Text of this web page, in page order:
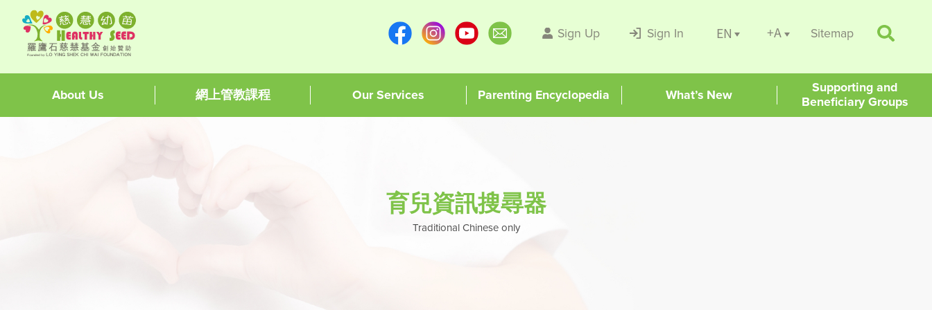
Sign Up Sign In EN +A Sitemap
About Us 網上管教課程 Our Services Parenting Encyclopedia What’s New
Supporting and
Beneficiary Groups
育兒資訊搜尋器
Traditional Chinese only